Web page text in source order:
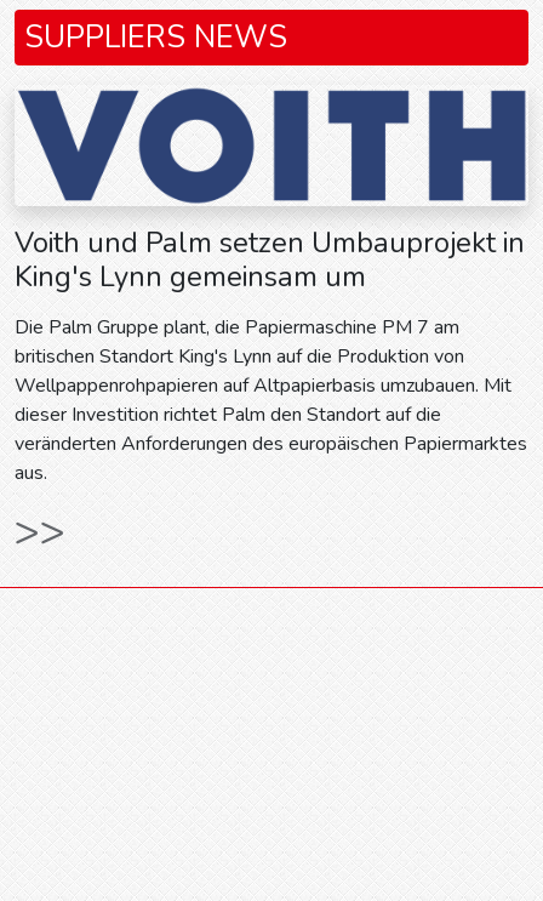
SUPPLIERS NEWS
Voith und Palm setzen Umbauprojekt in
King's Lynn gemeinsam um
Die Palm Gruppe plant, die Papiermaschine PM 7 am
britischen Standort King's Lynn auf die Produktion von
Wellpappenrohpapieren auf Altpapierbasis umzubauen. Mit
dieser Investition richtet Palm den Standort auf die
veränderten Anforderungen des europäischen Papiermarktes
aus.
>>